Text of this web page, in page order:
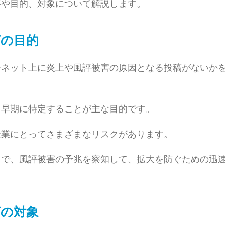
目的、対象について解説します。
目的
ット上に炎上や風評被害の原因となる投稿がないか
期に特定することが主な目的です。
にとってさまざまなリスクがあります。
、風評被害の予兆を察知して、拡大を防ぐための迅
対象